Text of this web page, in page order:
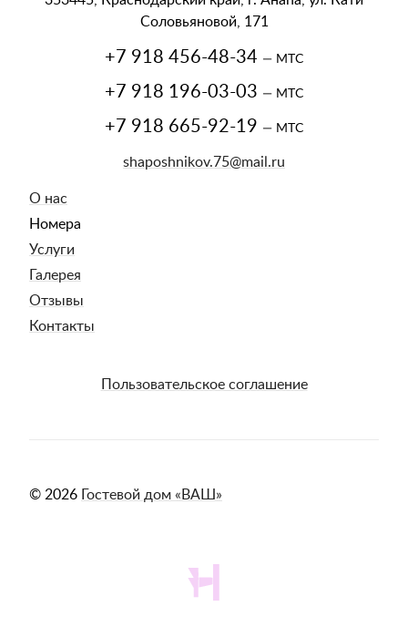
Соловьяновой, 171
+7 918 456-48-34 — МТС
+7 918 196-03-03 — МТС
+7 918 665-92-19 — МТС
shaposhnikov.75@mail.ru
О нас
Номера
Услуги
Галерея
Отзывы
Контакты
Пользовательское соглашение
© 2026 Гостевой дом «ВАШ»